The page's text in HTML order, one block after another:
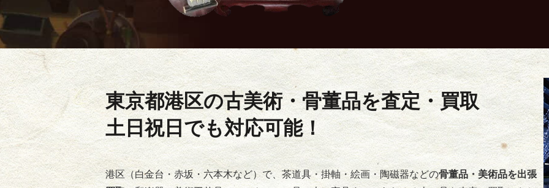
東京都港区の古美術・骨董品を査定・買取
土日祝日でも対応可能！
港区（白金台・赤坂・六本木など）で、茶道具・掛軸・絵画・陶磁器などの骨董品・美術品を出張